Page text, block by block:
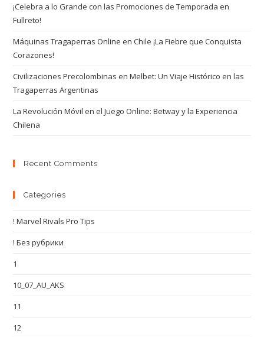
¡Celebra a lo Grande con las Promociones de Temporada en
Fullreto!
Máquinas Tragaperras Online en Chile ¡La Fiebre que Conquista
Corazones!
Civilizaciones Precolombinas en Melbet: Un Viaje Histórico en las
Tragaperras Argentinas
La Revolución Móvil en el Juego Online: Betway y la Experiencia
Chilena
Recent Comments
Categories
! Marvel Rivals Pro Tips
! Без рубрики
1
10_07_AU_AKS
11
12